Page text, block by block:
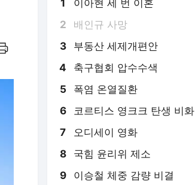
1 이아현 세 번 이혼
2 배인규 사망
3 부동산 세제개편안
4 축구협회 압수수색
5 폭염 온열질환
6 코르티스 영크크 탄생 비화
7 오디세이 영화
8 국힘 윤리위 제소
9 이승철 체중 감량 비결